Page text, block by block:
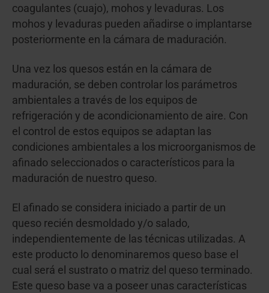
coagulantes (cuajo), mohos y levaduras. Los
mohos y levaduras pueden añadirse o implantarse
posteriormente en la cámara de maduración.
Una vez los quesos están en la cámara de
maduración, se deben controlar los parámetros
ambientales a través de los equipos de
refrigeración y de acondicionamiento de aire. Con
el control de estos equipos se adaptan las
condiciones ambientales a los microorganismos de
afinado seleccionados o característicos para la
maduración de nuestro queso.
El afinado se considera iniciado a partir de un
queso recién desmoldado y/o salado,
independientemente de las técnicas utilizadas. A
este producto lo denominaremos queso base el
cual será el sustrato o matriz del queso terminado.
Este queso base va a poseer unas características